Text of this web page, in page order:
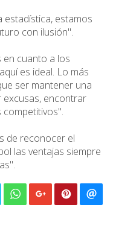
estadística, estamos
con ilusión".
en cuanto a los
es ideal. Lo más
ser mantener una
excusas, encontrar
de reconocer el
las ventajas siempre